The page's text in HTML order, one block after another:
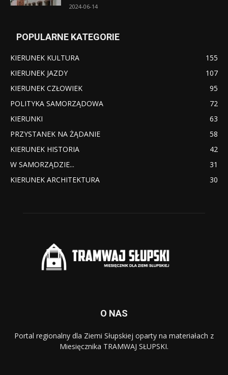
2024-06-14
POPULARNE KATEGORIE
KIERUNEK KULTURA
155
KIERUNEK JAZDY
107
KIERUNEK CZŁOWIEK
95
POLITYKA SAMORZĄDOWA
72
KIERUNKI
63
PRZYSTANEK NA ŻĄDANIE
58
KIERUNEK HISTORIA
42
W SAMORZĄDZIE...
31
KIERUNEK ARCHITEKTURA
30
O NAS
Portal regionalny dla Ziemi Słupskiej oparty na materiałach z
Miesięcznika TRAMWAJ SŁUPSKI.